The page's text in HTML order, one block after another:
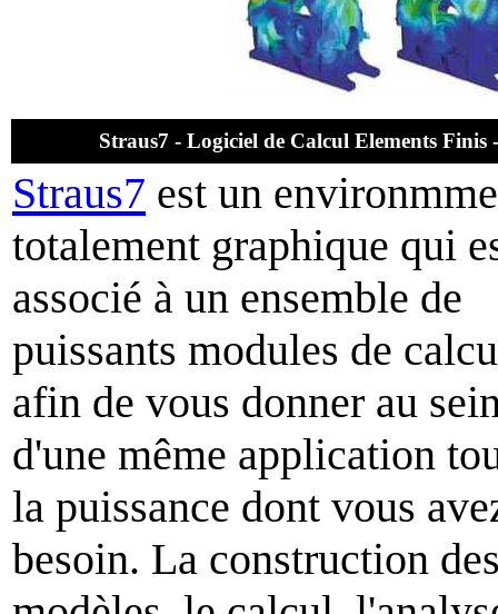
Straus7 - Logiciel de Calcul Elements
Straus7 est un
totalement graphique qui
associé à un ensemble de
puissants modules de
afin de vous donner au
d'une même application
la puissance dont vous
besoin. La construction